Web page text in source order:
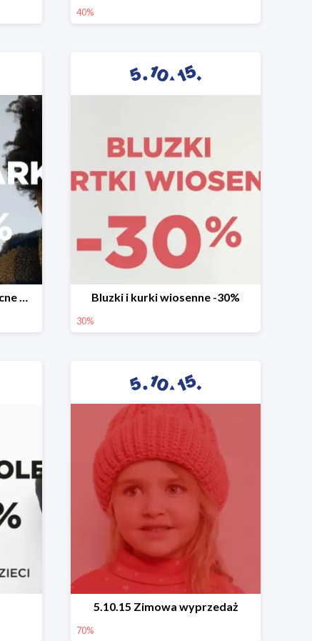
40%
Mega okazje promocja Mocne marki do -70% Bluzki i kurki wiosenne -30%
30%
5.10.15 Zimowa wyprzedaż
70%